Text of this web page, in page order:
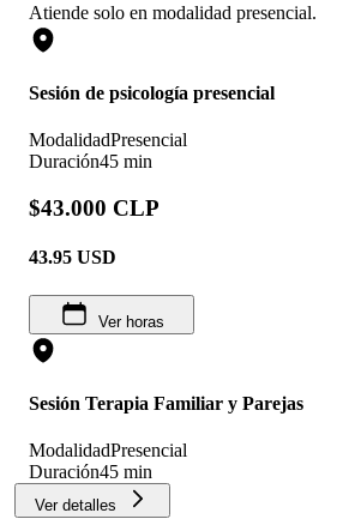
Atiende solo en modalidad presencial.
Sesión de psicología presencial
ModalidadPresencial
Duración45 min
$43.000 CLP
43.95 USD
Ver horas
Sesión Terapia Familiar y Parejas
ModalidadPresencial
Duración45 min
Ver detalles